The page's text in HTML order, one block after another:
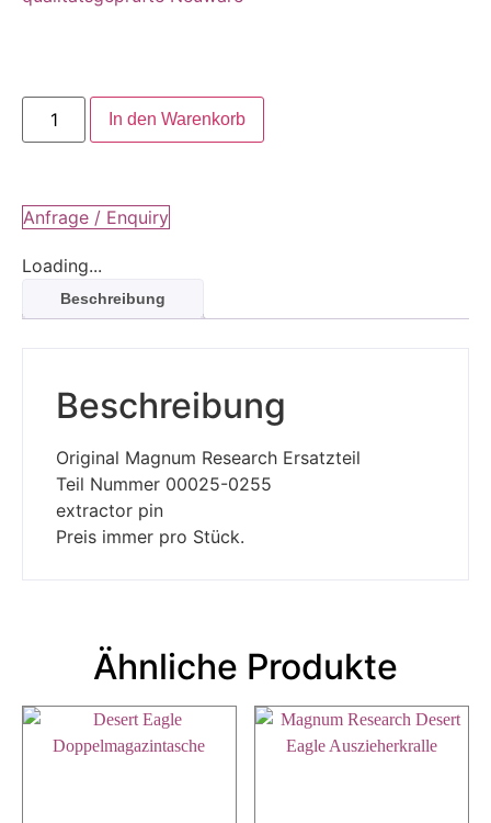
In den Warenkorb
Anfrage / Enquiry
Loading...
Beschreibung
Beschreibung
Original Magnum Research Ersatzteil
Teil Nummer 00025-0255
extractor pin
Preis immer pro Stück.
Ähnliche Produkte